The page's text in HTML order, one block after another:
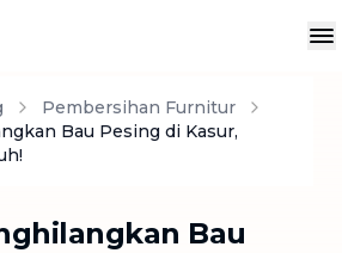
Pembersihan Furnitur
Bau Pesing di Kasur,
Bau